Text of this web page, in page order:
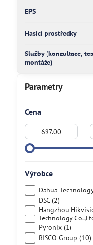
Parametry
Cena
Od:
Výrobce
Dahua
DSC (2)
Hangzhou
Technology
Pyronix (1)
RISCO Group (10)
EPS
Hasicí prostředky
Služby (konzultace,
montáže)